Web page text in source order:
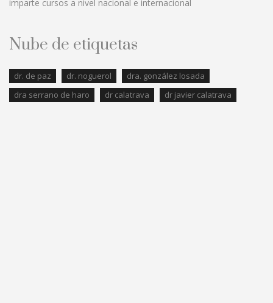
imparte cursos a nivel nacional e internacional
Nube de etiquetas
dr. de paz dr. noguerol
dra. gonzález losada
dra serrano de haro
dr calatrava dr javier calatrava